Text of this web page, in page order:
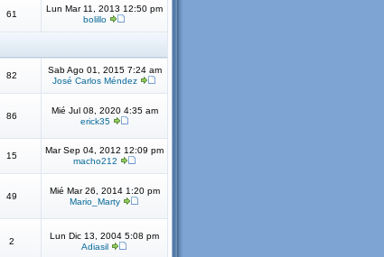
61
Lun Mar 11, 2013 12:50 pm
bolillo
82
Sab Ago 01, 2015 7:24 am
José Carlos Méndez
86
Mié Jul 08, 2020 4:35 am
erick35
15
Mar Sep 04, 2012 12:09 pm
macho212
49
Mié Mar 26, 2014 1:20 pm
Mario_Marty
2
Lun Dic 13, 2004 5:08 pm
Adiasil